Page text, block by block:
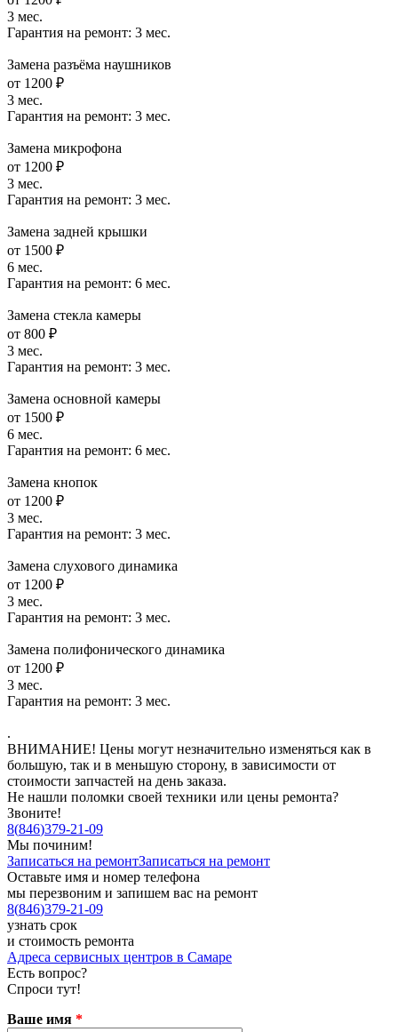
3 мес.
Гарантия на ремонт: 3 мес.
Замена разъёма наушников
от 1200 ₽
3 мес.
Гарантия на ремонт: 3 мес.
Замена микрофона
от 1200 ₽
3 мес.
Гарантия на ремонт: 3 мес.
Замена задней крышки
от 1500 ₽
6 мес.
Гарантия на ремонт: 6 мес.
Замена стекла камеры
от 800 ₽
3 мес.
Гарантия на ремонт: 3 мес.
Замена основной камеры
от 1500 ₽
6 мес.
Гарантия на ремонт: 6 мес.
Замена кнопок
от 1200 ₽
3 мес.
Гарантия на ремонт: 3 мес.
Замена слухового динамика
от 1200 ₽
3 мес.
Гарантия на ремонт: 3 мес.
Замена полифонического динамика
от 1200 ₽
3 мес.
Гарантия на ремонт: 3 мес.
.
ВНИМАНИЕ! Цены могут незначительно изменяться как в
большую, так и в меньшую сторону, в зависимости от
стоимости запчастей на день заказа.
Не нашли поломки своей техники или цены ремонта?
Звоните!
8(846)379-21-09
Мы починим!
Записаться на ремонтЗаписаться на ремонт
Оставьте имя и номер телефона
мы перезвоним и запишем вас на ремонт
8(846)379-21-09
узнать срок
и стоимость ремонта
Адреса сервисных центров в Самаре
Есть вопрос?
Спроси тут!
Ваше имя *